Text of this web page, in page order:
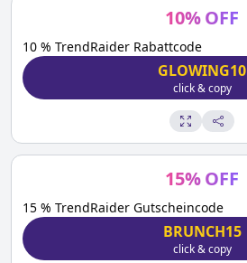
10%OFF
10 % TrendRaider Rabattcode
GLOWING10
click & copy
15%OFF
15 % TrendRaider Gutscheincode
BRUNCH15
click & copy